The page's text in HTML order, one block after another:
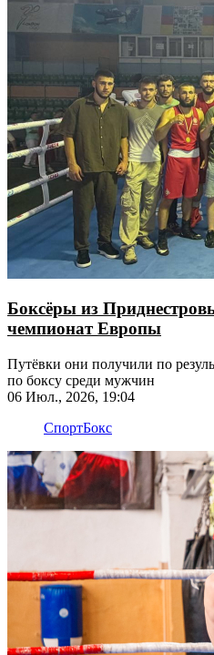
Боксёры из
чемпионат Европы
Путёвки они получили по
по боксу среди мужчин
06 Июл., 2026, 19:04
СпортБокс